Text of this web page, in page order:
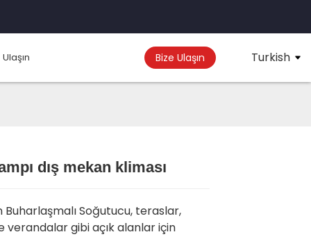
Bize Ulaşın Turkish
Loading...
Loading...
dış mekan kliması
Buharlaşmalı Soğutucu, teraslar,
verandalar gibi açık alanlar için